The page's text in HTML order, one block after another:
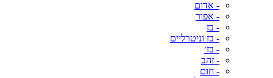
- אדום
- אפור
- בז
- בז וניטרליים
- בז׳
- זהב
- חום